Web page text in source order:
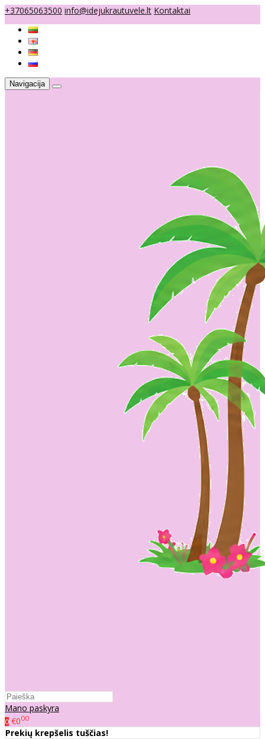
+37065063500 info@idejukrautuvele.lt Kontaktai
Navigacija
Mano paskyra
0 €000
Prekių krepšelis tuščias!